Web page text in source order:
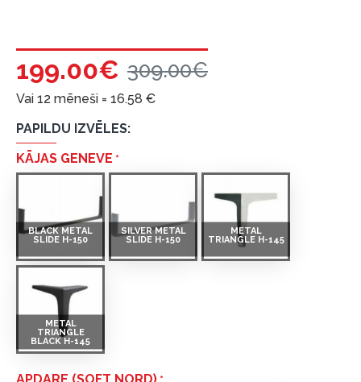
199.00€ 309.00€
Vai 12 mēneši = 16.58 €
PAPILDU IZVĒLES:
KĀJAS GENEVE
BLACK METAL
SLIDE H-150
SILVER METAL
SLIDE H-150
METAL
TRIANGLE H-145
METAL
TRIANGLE
BLACK H-145